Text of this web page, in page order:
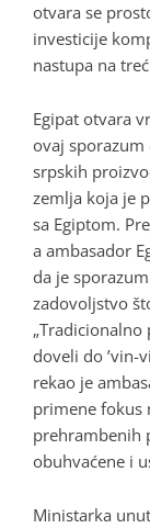
otvara se
investicije
nastupa na
Egipat otvara
ovaj sporazum
srpskih
zemlja koja je
sa Egiptom.
a ambasador
da je
zadovoljstvo
„Tradicionalno
doveli do ’vin-
rekao je
primene fokus
prehrambenih
obuhvaćene i
Ministarka